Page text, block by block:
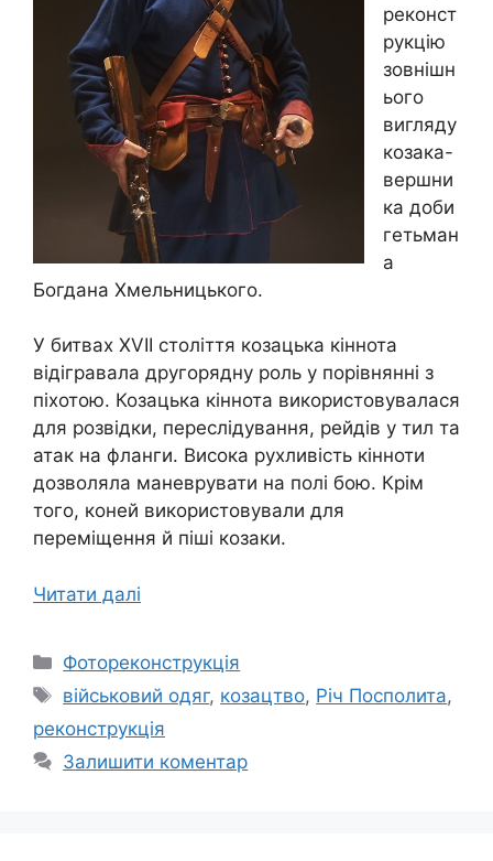
реконст
рукцію
зовнішн
ього
вигляду
козака-
вершни
ка доби
гетьман
а
Богдана Хмельницького.
У битвах XVII століття козацька кіннота
відігравала другорядну роль у порівнянні з
піхотою. Козацька кіннота використовувалася
для розвідки, переслідування, рейдів у тил та
атак на фланги. Висока рухливість кінноти
дозволяла маневрувати на полі бою. Крім
того, коней використовували для
переміщення й піші козаки.
Читати далі
Категорії
Фотореконструкція
Позначки
військовий одяг, козацтво, Річ Посполита,
реконструкція
Залишити коментар